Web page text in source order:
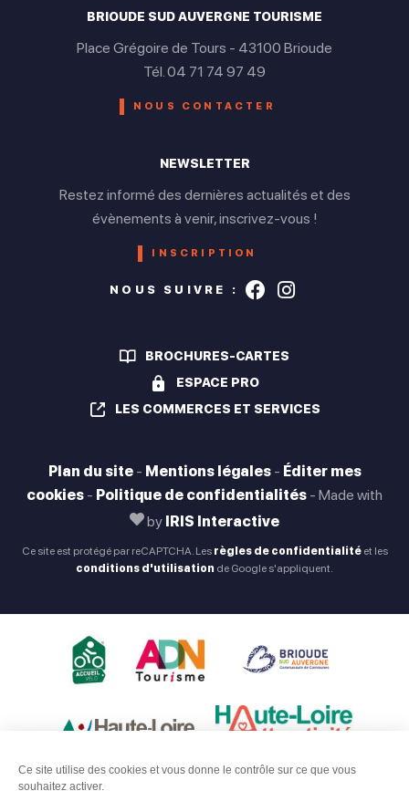
Ce site utilise des cookies et vous donne le contrôle sur ce que vous
souhaitez activer.
BRIOUDE SUD AUVERGNE TOURISME
Place Grégoire de Tours - 43100 Brioude
Tél. 04 71 74 97 49
NOUS CONTACTER
NEWSLETTER
Restez informé des dernières actualités et des
évènements à venir, inscrivez-vous !
INSCRIPTION
NOUS SUIVRE : Suivez-nous
Suivez-
BROCHURES-CARTES
ESPACE PRO
LES COMMERCES ET SERVICES
Plan du site - Mentions légales - Éditer mes
cookies - Politique de confidentialités - Made with
by IRIS Interactive
Ce site est protégé par reCAPTCHA. Les règles de confidentialitéet les
conditions d'utilisation de Google s'appliquent.